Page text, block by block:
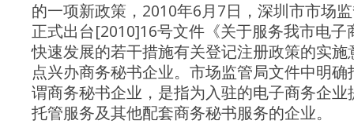
的一项新政策，2010年6月7日，深圳市市场
正式出台[2010]16号文件《关于服务我市电子
快速发展的若干措施有关登记注册政策的实施
点兴办商务秘书企业。市场监管局文件中明确
谓商务秘书企业，是指为入驻的电子商务企业
托管服务及其他配套商务秘书服务的企业。